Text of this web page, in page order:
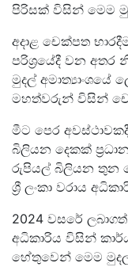
පිරිසක් විසින් මෙම
අදාළ චෙක්පත
පරිශ්‍රයේදී වන
මුදල්
මහත්වරුන් විසින්
මීට පෙර
බිලියන දෙකක්
රුපියල් බිලියන තුන
ශ්‍රී ලංකා වරාය
2024 වසරේ
අධිකාරිය විසින්
හේතුවෙන් මෙම මුදල්